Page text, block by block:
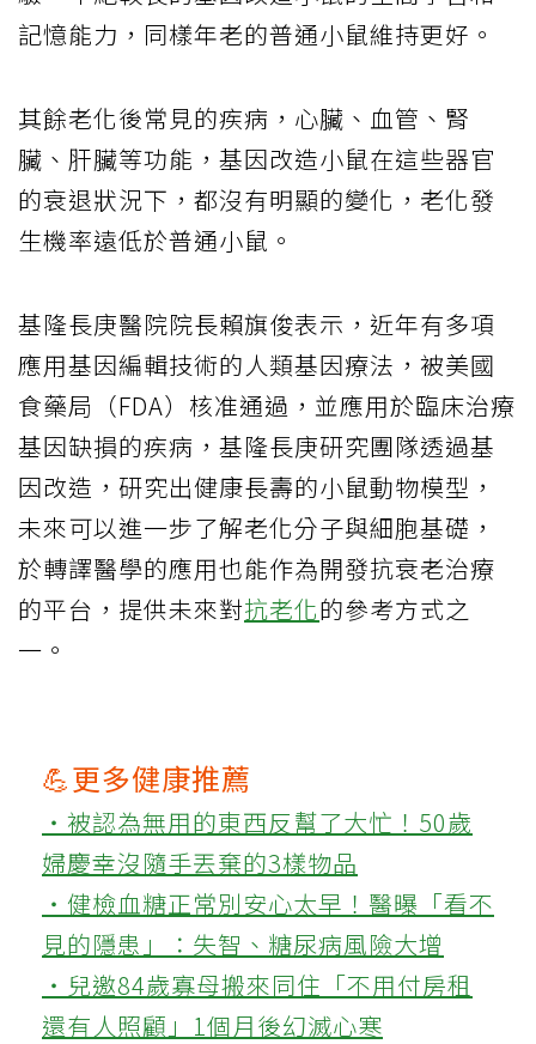
記憶能力，同樣年老的普通小鼠維持更好。
其餘老化後常見的疾病，心臟、血管、腎
臟、肝臟等功能，基因改造小鼠在這些器官
的衰退狀況下，都沒有明顯的變化，老化發
生機率遠低於普通小鼠。
基隆長庚醫院院長賴旗俊表示，近年有多項
應用基因編輯技術的人類基因療法，被美國
食藥局（FDA）核准通過，並應用於臨床治療
基因缺損的疾病，基隆長庚研究團隊透過基
因改造，研究出健康長壽的小鼠動物模型，
未來可以進一步了解老化分子與細胞基礎，
於轉譯醫學的應用也能作為開發抗衰老治療
的平台，提供未來對抗老化的參考方式之
一。
💪更多健康推薦
‧被認為無用的東西反幫了大忙！50歲
婦慶幸沒隨手丟棄的3樣物品
‧健檢血糖正常別安心太早！醫曝「看不
見的隱患」：失智、糖尿病風險大增
‧兒邀84歲寡母搬來同住「不用付房租
還有人照顧」1個月後幻滅心寒